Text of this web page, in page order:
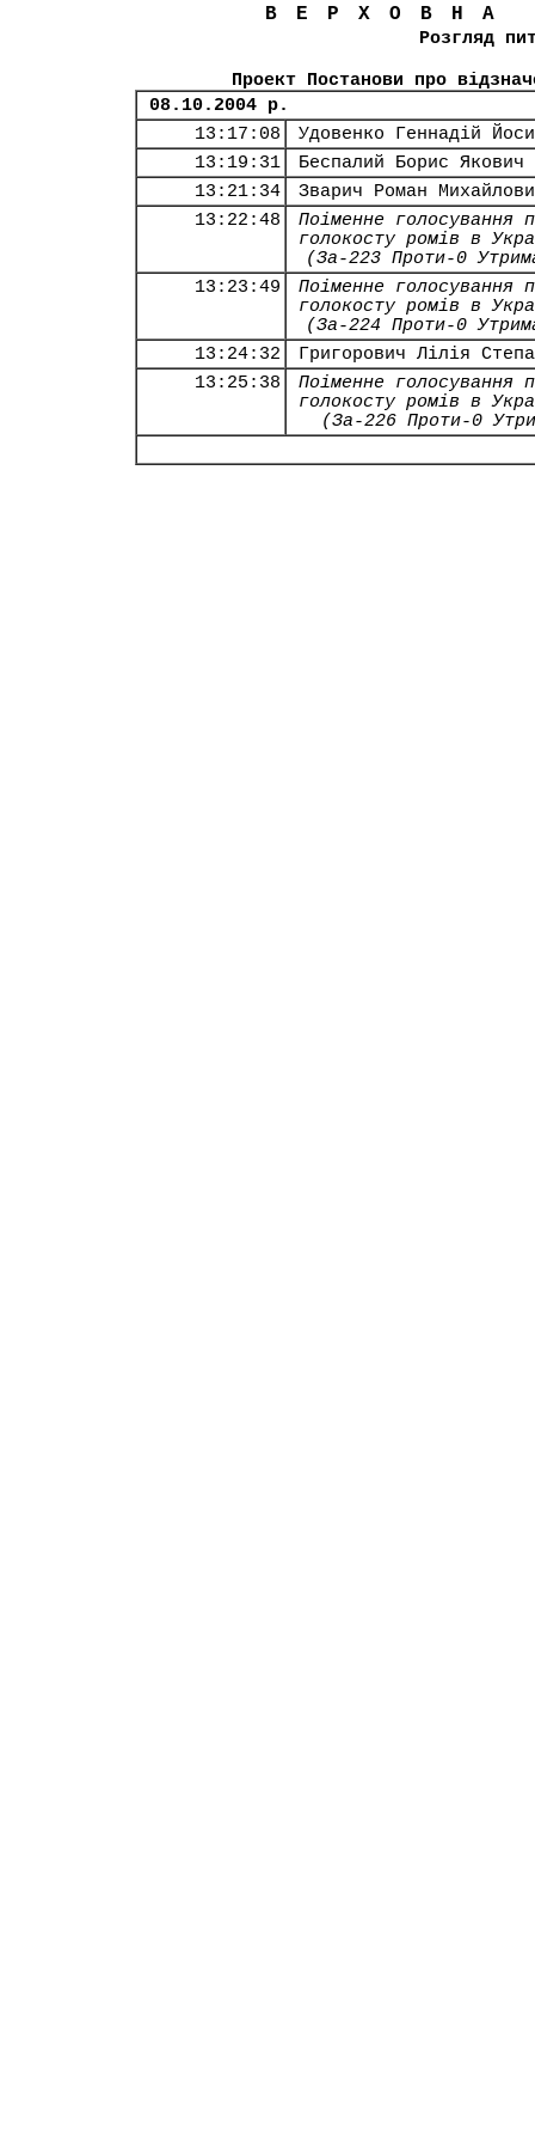
Розгляд
Проект Постанови про
08.10.2004 р.
13:17:08
Удовенко Геннадій
13:19:31
Беспалий Борис Якович
13:21:34
Зварич Роман
13:22:48
Поіменне голосування
голокосту ромів в
(За-223 Проти-0
13:23:49
Поіменне голосування
голокосту ромів в
(За-224 Проти-0
13:24:32
Григорович Лілія
13:25:38
Поіменне голосування
голокосту ромів в
(За-226 Проти-0